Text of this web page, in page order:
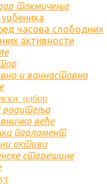
такмичења
часова слободних
активности
и ваннаставно
одбор
родитеља
веће
парламент
активи
старешине